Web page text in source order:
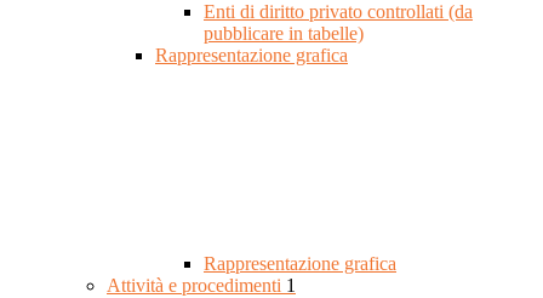
Enti di diritto privato controllati (da
pubblicare in tabelle)
Rappresentazione grafica
Rappresentazione grafica
Attività e procedimenti 1